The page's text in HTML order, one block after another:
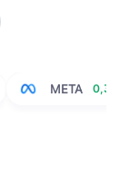
META 0,39%